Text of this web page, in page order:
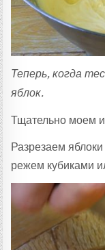
Теперь, когда
яблок.
Тщательно моем
Разрезаем
режем кубиками